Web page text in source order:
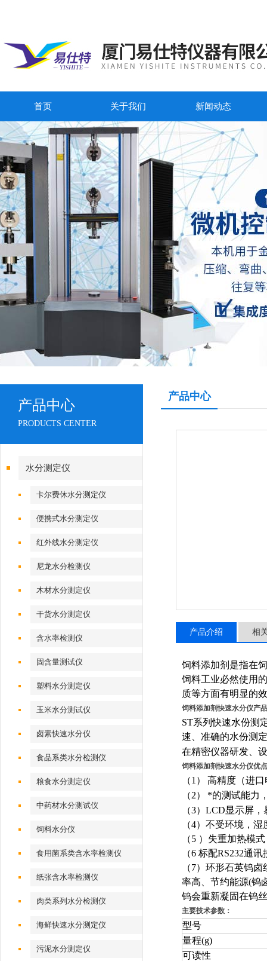
首页 关于我们 新闻动态
产品中心
PRODUCTS CENTER
水分测定仪
卡尔费休水分测定仪
便携式水分测定仪
红外线水分测定仪
尼龙水分检测仪
木材水分测定仪
干货水分测定仪
含水率检测仪
固含量测试仪
塑料水分测定仪
玉米水分测试仪
卤素快速水分仪
食品系类水分检测仪
粮食水分测定仪
中药材水分测试仪
饲料水分仪
食用菌系类含水率检测仪
纸张含水率检测仪
肉类系列水分检测仪
海鲜快速水分测定仪
污泥水分测定仪
产品中心
产品介绍 相
饲料添加剂是指在
饲料工业必然使用
质等方面有明显的
饲料添加剂快速水分仪产
ST系列快速水份测
速、准确的水份测
在精密仪器研发、
饲料添加剂快速水分仪优
（1 ）
高精度（进
（2）
*的测试能力
（3） LCD显示屏，
（4）不受环境，湿
（5 ）失重加热模
（6 标配RS232通讯
（7）环形石英钨卤
率高、节约能源(钨
钨会重新凝固在钨
主要技术参数：
型号
量程(g)
可读性